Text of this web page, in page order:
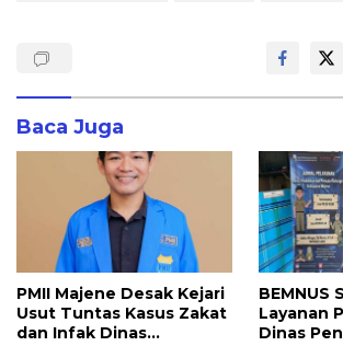
Baca Juga
PMII Majene Desak Kejari
Usut Tuntas Kasus Zakat
dan Infak Dinas
BEMNUS
Layanan
Dinas